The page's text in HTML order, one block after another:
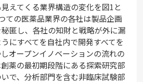
えてくる業界構造の変化を図1と
ての医薬品業界の各社は製品企画
匿し、各社の知財と戦略が外に漏
にすべてを自社内で開発すべてを
オープンイノベーションの流れの
薬の最初期段階にある探索研究部
で、分析部門を含む非臨床試験部